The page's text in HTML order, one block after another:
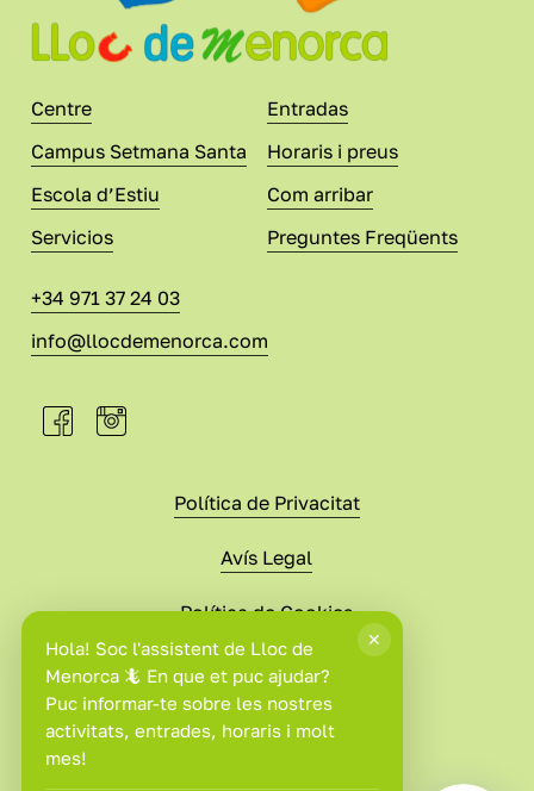
Centre
Campus Setmana Santa
Escola d’Estiu
Servicios
Entradas
Horaris i preus
Com arribar
Preguntes Freqüents
+34 971 37 24 03
info@llocdemenorca.com
Política de Privacitat
Avís Legal
Política de Cookies
Condicions de Compra
©2026. Website built withAdigital